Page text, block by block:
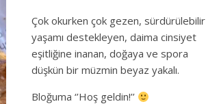
Çok okurken çok gezen, sürdürülebilir
yaşamı destekleyen, daima cinsiyet
eşitliğine inanan, doğaya ve spora
düşkün bir müzmin beyaz yakalı.
Bloğuma ‘’Hoş geldin!’’